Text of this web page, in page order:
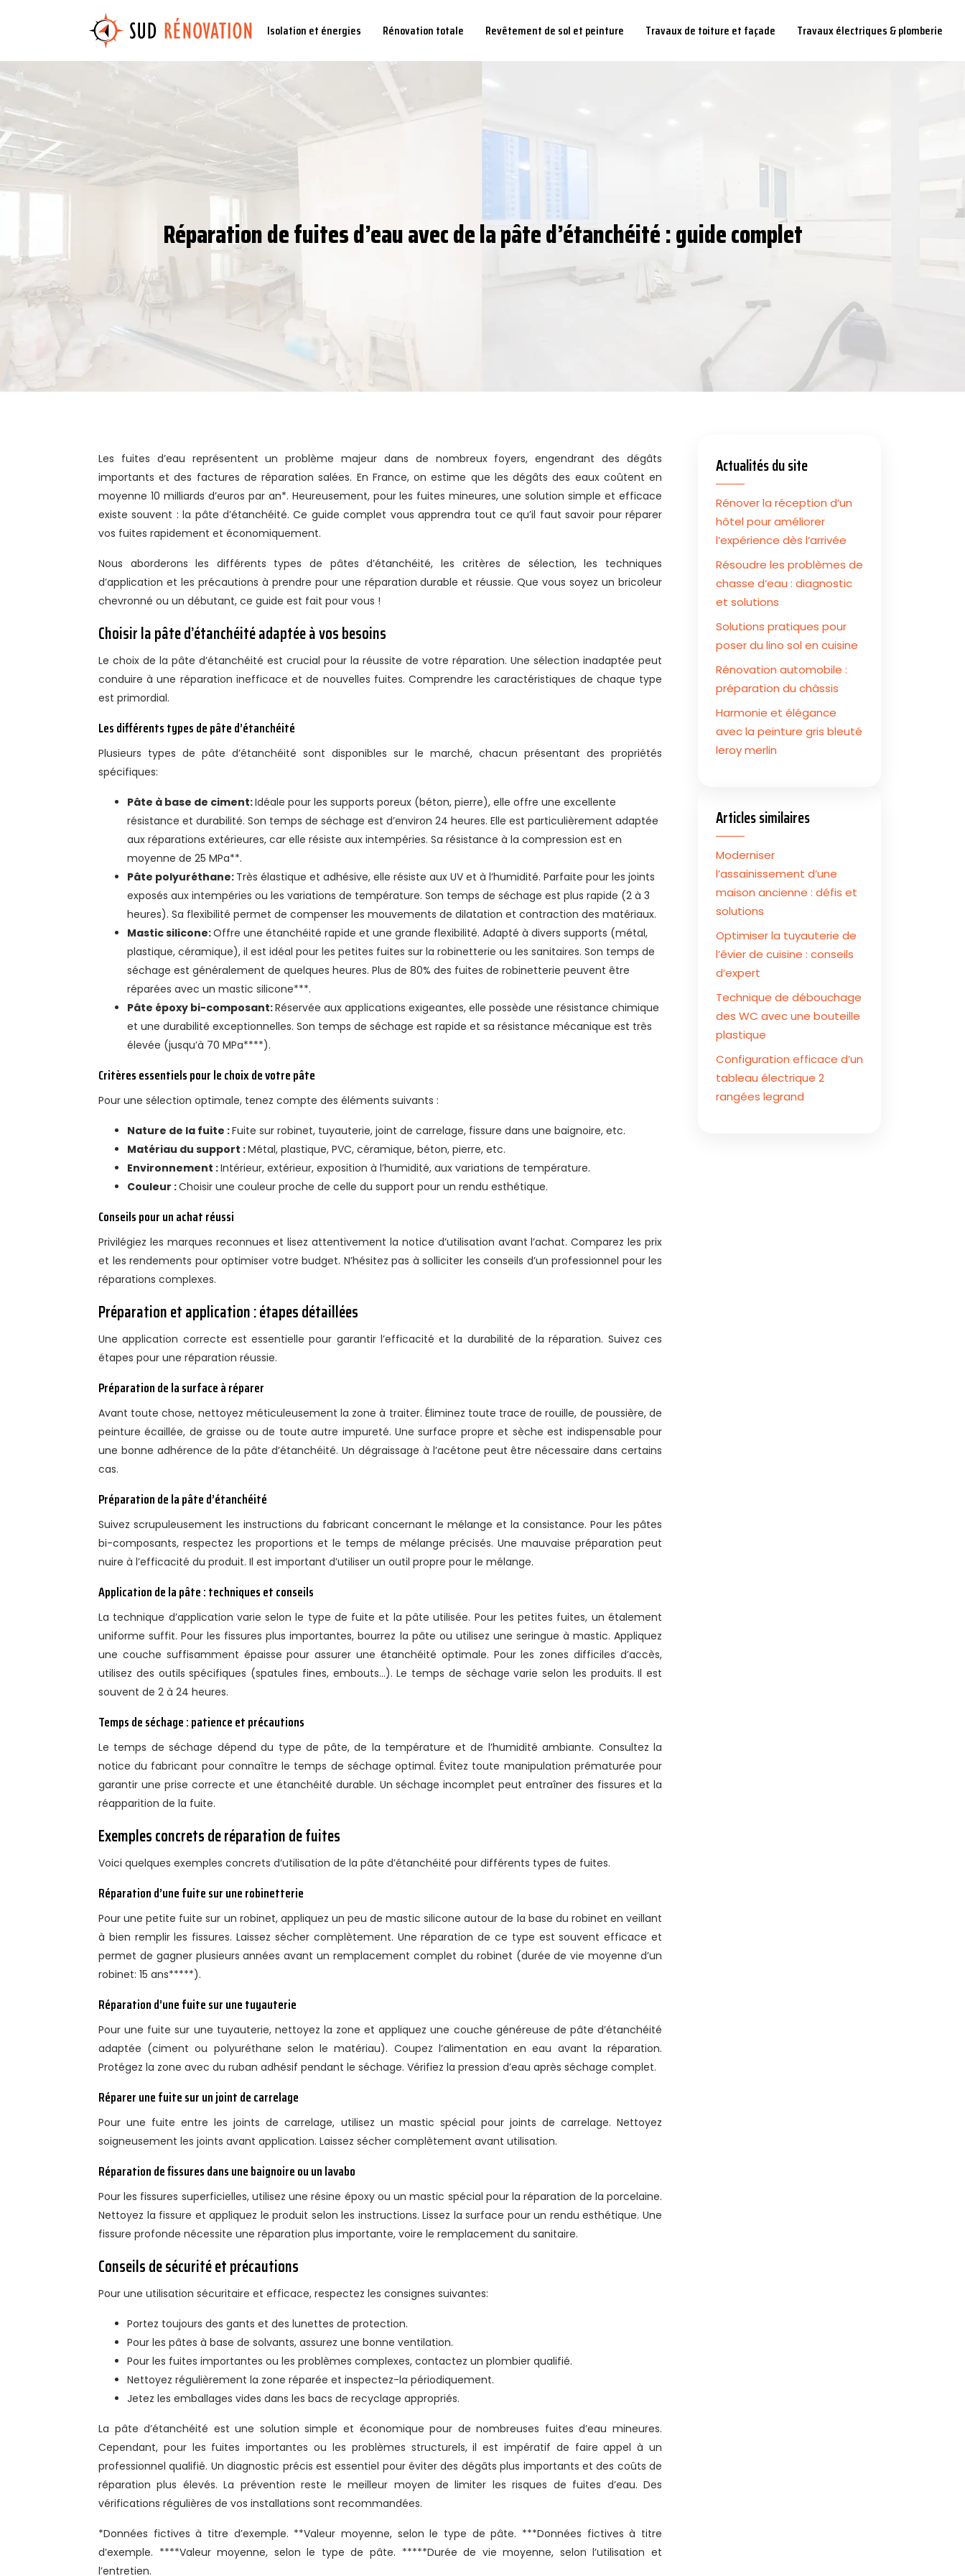
Isolation et énergies Rénovation totale Revêtement de sol et peinture Travaux de toiture et façade Travaux électriques & plomberie
Réparation de fuites d’eau avec de la pâte d’étanchéité : guide complet
Les fuites d’eau représentent un problème majeur dans de nombreux foyers, engendrant des dégâts
importants et des factures de réparation salées. En France, on estime que les dégâts des eaux coûtent en
moyenne 10 milliards d’euros par an*. Heureusement, pour les fuites mineures, une solution simple et efficace
existe souvent : la pâte d’étanchéité. Ce guide complet vous apprendra tout ce qu’il faut savoir pour réparer
vos fuites rapidement et économiquement.
Nous aborderons les différents types de pâtes d’étanchéité, les critères de sélection, les techniques
d’application et les précautions à prendre pour une réparation durable et réussie. Que vous soyez un bricoleur
chevronné ou un débutant, ce guide est fait pour vous !
Choisir la pâte d’étanchéité adaptée à vos besoins
Le choix de la pâte d’étanchéité est crucial pour la réussite de votre réparation. Une sélection inadaptée peut
conduire à une réparation inefficace et de nouvelles fuites. Comprendre les caractéristiques de chaque type
est primordial.
Les différents types de pâte d’étanchéité
Plusieurs types de pâte d’étanchéité sont disponibles sur le marché, chacun présentant des propriétés
spécifiques:
Pâte à base de ciment:Idéale pour les supports poreux (béton, pierre), elle offre une excellente
résistance et durabilité. Son temps de séchage est d’environ 24 heures. Elle est particulièrement adaptée
aux réparations extérieures, car elle résiste aux intempéries. Sa résistance à la compression est en
moyenne de 25 MPa**.
Pâte polyuréthane: Très élastique et adhésive, elle résiste aux UV et à l’humidité. Parfaite pour les joints
exposés aux intempéries ou les variations de température. Son temps de séchage est plus rapide (2 à 3
heures). Sa flexibilité permet de compenser les mouvements de dilatation et contraction des matériaux.
Mastic silicone:Offre une étanchéité rapide et une grande flexibilité. Adapté à divers supports (métal,
plastique, céramique), il est idéal pour les petites fuites sur la robinetterie ou les sanitaires. Son temps de
séchage est généralement de quelques heures. Plus de 80% des fuites de robinetterie peuvent être
réparées avec un mastic silicone***.
Pâte époxy bi-composant:Réservée aux applications exigeantes, elle possède une résistance chimique
et une durabilité exceptionnelles. Son temps de séchage est rapide et sa résistance mécanique est très
élevée (jusqu’à 70 MPa****).
Critères essentiels pour le choix de votre pâte
Pour une sélection optimale, tenez compte des éléments suivants :
Nature de la fuite :Fuite sur robinet, tuyauterie, joint de carrelage, fissure dans une baignoire, etc.
Matériau du support :Métal, plastique, PVC, céramique, béton, pierre, etc.
Environnement :Intérieur, extérieur, exposition à l’humidité, aux variations de température.
Couleur :Choisir une couleur proche de celle du support pour un rendu esthétique.
Conseils pour un achat réussi
Privilégiez les marques reconnues et lisez attentivement la notice d’utilisation avant l’achat. Comparez les prix
et les rendements pour optimiser votre budget. N’hésitez pas à solliciter les conseils d’un professionnel pour les
réparations complexes.
Préparation et application : étapes détaillées
Une application correcte est essentielle pour garantir l’efficacité et la durabilité de la réparation. Suivez ces
étapes pour une réparation réussie.
Préparation de la surface à réparer
Avant toute chose, nettoyez méticuleusement la zone à traiter. Éliminez toute trace de rouille, de poussière, de
peinture écaillée, de graisse ou de toute autre impureté. Une surface propre et sèche est indispensable pour
une bonne adhérence de la pâte d’étanchéité. Un dégraissage à l’acétone peut être nécessaire dans certains
cas.
Préparation de la pâte d’étanchéité
Suivez scrupuleusement les instructions du fabricant concernant le mélange et la consistance. Pour les pâtes
bi-composants, respectez les proportions et le temps de mélange précisés. Une mauvaise préparation peut
nuire à l’efficacité du produit. Il est important d’utiliser un outil propre pour le mélange.
Application de la pâte : techniques et conseils
La technique d’application varie selon le type de fuite et la pâte utilisée. Pour les petites fuites, un étalement
uniforme suffit. Pour les fissures plus importantes, bourrez la pâte ou utilisez une seringue à mastic. Appliquez
une couche suffisamment épaisse pour assurer une étanchéité optimale. Pour les zones difficiles d’accès,
utilisez des outils spécifiques (spatules fines, embouts…). Le temps de séchage varie selon les produits. Il est
souvent de 2 à 24 heures.
Temps de séchage : patience et précautions
Le temps de séchage dépend du type de pâte, de la température et de l’humidité ambiante. Consultez la
notice du fabricant pour connaître le temps de séchage optimal. Évitez toute manipulation prématurée pour
garantir une prise correcte et une étanchéité durable. Un séchage incomplet peut entraîner des fissures et la
réapparition de la fuite.
Exemples concrets de réparation de fuites
Voici quelques exemples concrets d’utilisation de la pâte d’étanchéité pour différents types de fuites.
Réparation d’une fuite sur une robinetterie
Pour une petite fuite sur un robinet, appliquez un peu de mastic silicone autour de la base du robinet en veillant
à bien remplir les fissures. Laissez sécher complètement. Une réparation de ce type est souvent efficace et
permet de gagner plusieurs années avant un remplacement complet du robinet (durée de vie moyenne d’un
robinet: 15 ans*****).
Réparation d’une fuite sur une tuyauterie
Pour une fuite sur une tuyauterie, nettoyez la zone et appliquez une couche généreuse de pâte d’étanchéité
adaptée (ciment ou polyuréthane selon le matériau). Coupez l’alimentation en eau avant la réparation.
Protégez la zone avec du ruban adhésif pendant le séchage. Vérifiez la pression d’eau après séchage complet.
Réparer une fuite sur un joint de carrelage
Pour une fuite entre les joints de carrelage, utilisez un mastic spécial pour joints de carrelage. Nettoyez
soigneusement les joints avant application. Laissez sécher complètement avant utilisation.
Réparation de fissures dans une baignoire ou un lavabo
Pour les fissures superficielles, utilisez une résine époxy ou un mastic spécial pour la réparation de la porcelaine.
Nettoyez la fissure et appliquez le produit selon les instructions. Lissez la surface pour un rendu esthétique. Une
fissure profonde nécessite une réparation plus importante, voire le remplacement du sanitaire.
Conseils de sécurité et précautions
Pour une utilisation sécuritaire et efficace, respectez les consignes suivantes:
Portez toujours des gants et des lunettes de protection.
Pour les pâtes à base de solvants, assurez une bonne ventilation.
Pour les fuites importantes ou les problèmes complexes, contactez un plombier qualifié.
Nettoyez régulièrement la zone réparée et inspectez-la périodiquement.
Jetez les emballages vides dans les bacs de recyclage appropriés.
La pâte d’étanchéité est une solution simple et économique pour de nombreuses fuites d’eau mineures.
Cependant, pour les fuites importantes ou les problèmes structurels, il est impératif de faire appel à un
professionnel qualifié. Un diagnostic précis est essentiel pour éviter des dégâts plus importants et des coûts de
réparation plus élevés. La prévention reste le meilleur moyen de limiter les risques de fuites d’eau. Des
vérifications régulières de vos installations sont recommandées.
*Données fictives à titre d’exemple. **Valeur moyenne, selon le type de pâte. ***Données fictives à titre
d’exemple. ****Valeur moyenne, selon le type de pâte. *****Durée de vie moyenne, selon l’utilisation et
l’entretien.
Actualités du site
Rénover la réception d’un
hôtel pour améliorer
l’expérience dès l’arrivée
Résoudre les problèmes de
chasse d’eau : diagnostic
et solutions
Solutions pratiques pour
poser du lino sol en cuisine
Rénovation automobile :
préparation du châssis
Harmonie et élégance
avec la peinture gris bleuté
leroy merlin
Articles similaires
Moderniser
l’assainissement d’une
maison ancienne : défis et
solutions
Optimiser la tuyauterie de
l’évier de cuisine : conseils
d’expert
Technique de débouchage
des WC avec une bouteille
plastique
Configuration efficace d’un
tableau électrique 2
rangées legrand